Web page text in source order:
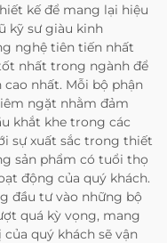
kế để mang lại hiệu
kỹ sư giàu kinh
nghệ tiên tiến nhất
nhất trong ngành để
nhất. Mỗi bộ phận
ngặt nhằm đảm
khắt khe trong các
sự xuất sắc trong thiết
sản phẩm có tuổi thọ
động của quý khách.
đầu tư vào những bộ
quá kỳ vọng, mang
quý khách sẽ vận